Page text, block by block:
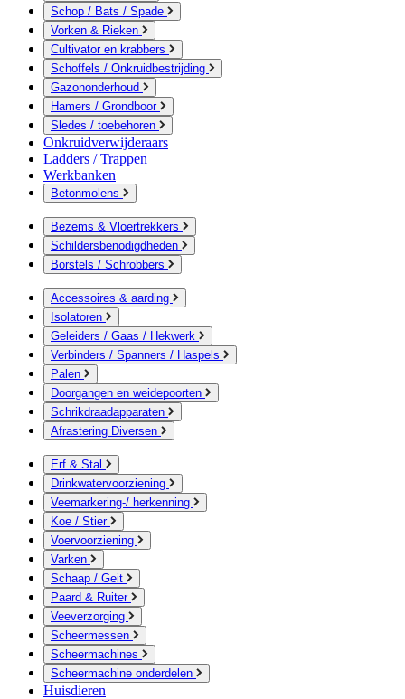
Schop / Bats / Spade
Vorken & Rieken
Cultivator en krabbers
Schoffels / Onkruidbestrijding
Gazononderhoud
Hamers / Grondboor
Sledes / toebehoren
Onkruidverwijderaars
Ladders / Trappen
Werkbanken
Betonmolens
Bezems & Vloertrekkers
Schildersbenodigdheden
Borstels / Schrobbers
Accessoires & aarding
Isolatoren
Geleiders / Gaas / Hekwerk
Verbinders / Spanners / Haspels
Palen
Doorgangen en weidepoorten
Schrikdraadapparaten
Afrastering Diversen
Erf & Stal
Drinkwatervoorziening
Veemarkering-/ herkenning
Koe / Stier
Voervoorziening
Varken
Schaap / Geit
Paard & Ruiter
Veeverzorging
Scheermessen
Scheermachines
Scheermachine onderdelen
Huisdieren